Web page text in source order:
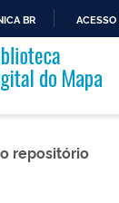
O
CONTEÚDO
BR
repositório